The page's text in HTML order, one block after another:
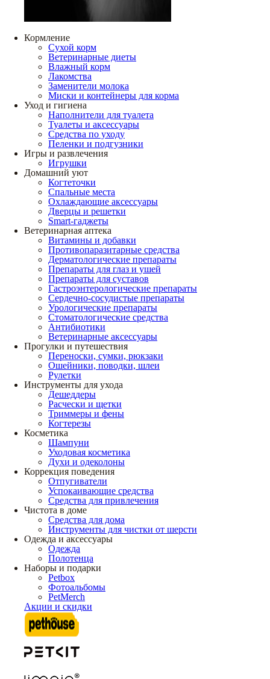
Кормление
Сухой корм
Ветеринарные диеты
Влажный корм
Лакомства
Заменители молока
Миски и контейнеры для корма
Уход и гигиена
Наполнители для туалета
Туалеты и аксессуары
Средства по уходу
Пеленки и подгузники
Игры и развлечения
Игрушки
Домашний уют
Когтеточки
Спальные места
Охлаждающие аксессуары
Дверцы и решетки
Smart-гаджеты
Ветеринарная аптека
Витамины и добавки
Противопаразитарные средства
Дерматологические препараты
Препараты для глаз и ушей
Препараты для суставов
Гастроэнтерологические препараты
Сердечно-сосудистые препараты
Урологические препараты
Стоматологические средства
Антибиотики
Ветеринарные аксессуары
Прогулки и путешествия
Переноски, сумки, рюкзаки
Ошейники, поводки, шлеи
Рулетки
Инструменты для ухода
Дешеддеры
Расчески и щетки
Триммеры и фены
Когтерезы
Косметика
Шампуни
Уходовая косметика
Духи и одеколоны
Коррекция поведения
Отпугиватели
Успокаивающие средства
Средства для привлечения
Чистота в доме
Средства для дома
Инструменты для чистки от шерсти
Одежда и аксессуары
Одежда
Полотенца
Наборы и подарки
Petbox
Фотоальбомы
PetMerch
Акции и скидки